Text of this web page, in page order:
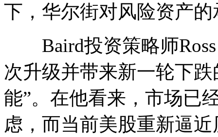
下，华尔街对风险资产
Baird投资策略师Ross
次升级并带来新一轮下
能”。在他看来，市场已
虑，而当前美股重新逼